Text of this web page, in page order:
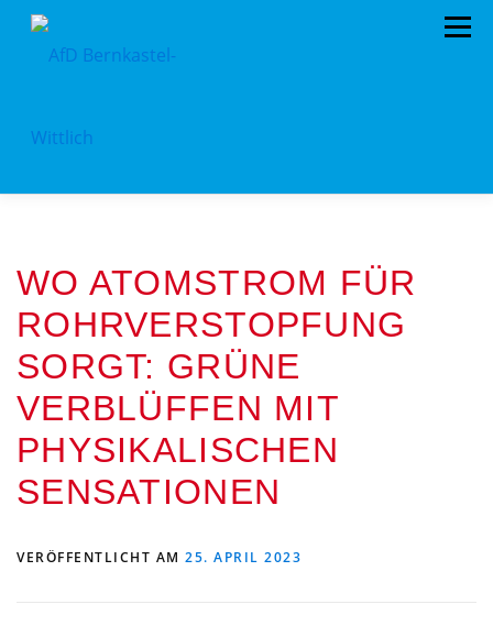
Zum
Menü
KONTAKT MITGLIED WERDEN SPENDEN
IMPRESSUM
WO ATOMSTROM FÜR
ROHRVERSTOPFUNG
SORGT: GRÜNE
VERBLÜFFEN MIT
PHYSIKALISCHEN
SENSATIONEN
VERÖFFENTLICHT AM 25. APRIL 2023